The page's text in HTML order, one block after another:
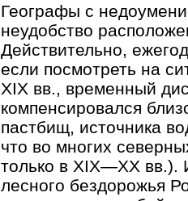
Географы с
неудобство
Действительно,
если посмотреть на
XIX вв., временный
компенсировался
пастбищ, источника
что во многих
только в XIX—XX вв.).
лесного бездорожья